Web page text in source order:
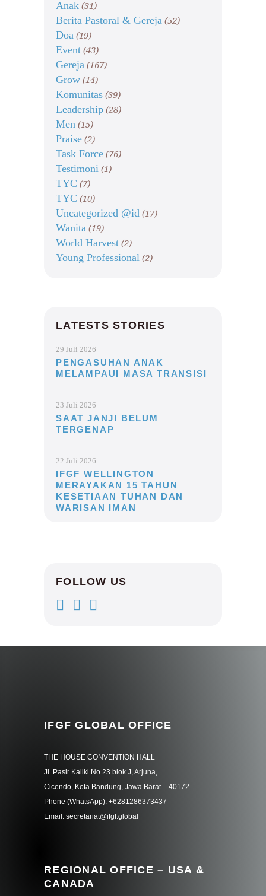
Anak (31)
Berita Pastoral & Gereja (52)
Doa (19)
Event (43)
Gereja (167)
Grow (14)
Komunitas (39)
Leadership (28)
Men (15)
Praise (2)
Task Force (76)
Testimoni (1)
TYC (7)
TYC (10)
Uncategorized @id (17)
Wanita (19)
World Harvest (2)
Young Professional (2)
LATESTS STORIES
29 Juli 2026
PENGASUHAN ANAK
MELAMPAUI MASA TRANSISI
23 Juli 2026
SAAT JANJI BELUM
TERGENAP
22 Juli 2026
IFGF WELLINGTON
MERAYAKAN 15 TAHUN
KESETIAAN TUHAN DAN
WARISAN IMAN
FOLLOW US
IFGF GLOBAL OFFICE
THE HOUSE CONVENTION HALL
Jl. Pasir Kaliki No.23 blok J, Arjuna,
Cicendo, Kota Bandung, Jawa Barat – 40172
Phone (WhatsApp): +6281286373437
Email: secretariat@ifgf.global
REGIONAL OFFICE – USA &
CANADA